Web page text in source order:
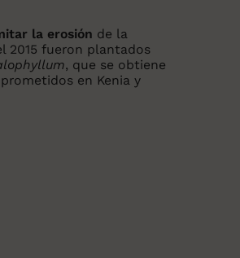
la erosión de la
2015 fueron plantados
, que se obtiene
en Kenia y